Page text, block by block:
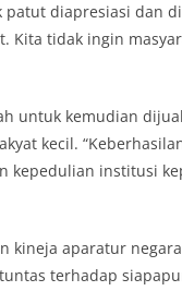
patut diapresiasi dan
Kita tidak ingin
untuk kemudian
kecil.
kepedulian institusi
kineja aparatur
terhadap